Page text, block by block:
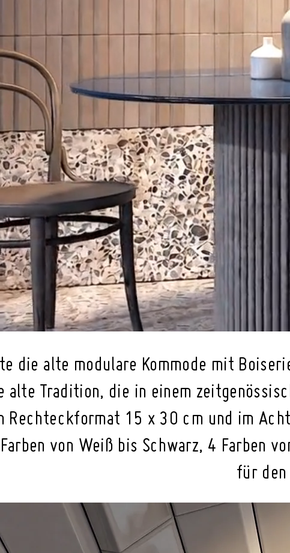
die alte modulare Kommode mit
alte Tradition, die in einem
Rechteckformat 15 x 30 cm und im
von Weiß bis Schwarz, 4 Farben
für den